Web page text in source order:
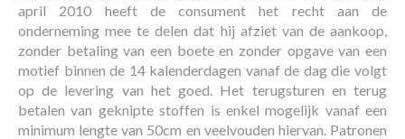
april 2010 heeft de consument het recht aan de
onderneming mee te delen dat hij afziet van de aankoop,
zonder betaling van een boete en zonder opgave van een
motief binnen de 14 kalenderdagen vanaf de dag die volgt
op de levering van het goed. Het terugsturen en terug
betalen van geknipte stoffen is enkel mogelijk vanaf een
minimum lengte van 50cm en veelvouden hiervan. Patronen